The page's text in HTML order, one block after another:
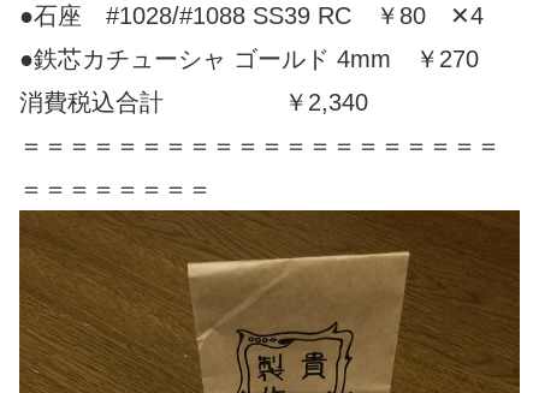
●石座 #1028/#1088 SS39 RC ￥80 ✕4
●鉄芯カチューシャ ゴールド 4mm ￥270
消費税込合計 ￥2,340
＝＝＝＝＝＝＝＝＝＝＝＝＝＝＝＝＝＝＝＝
＝＝＝＝＝＝＝＝